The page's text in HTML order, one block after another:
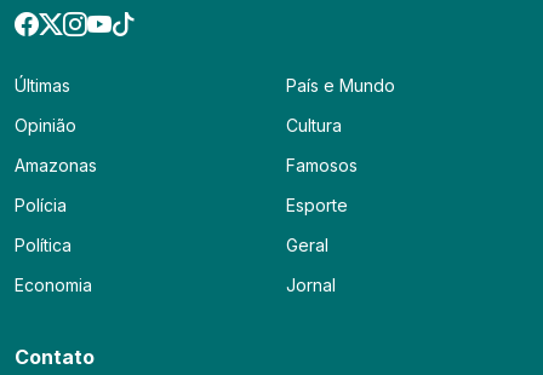
Últimas
Opinião
Amazonas
Polícia
Política
Economia
País e Mundo
Cultura
Famosos
Esporte
Geral
Jornal
Contato